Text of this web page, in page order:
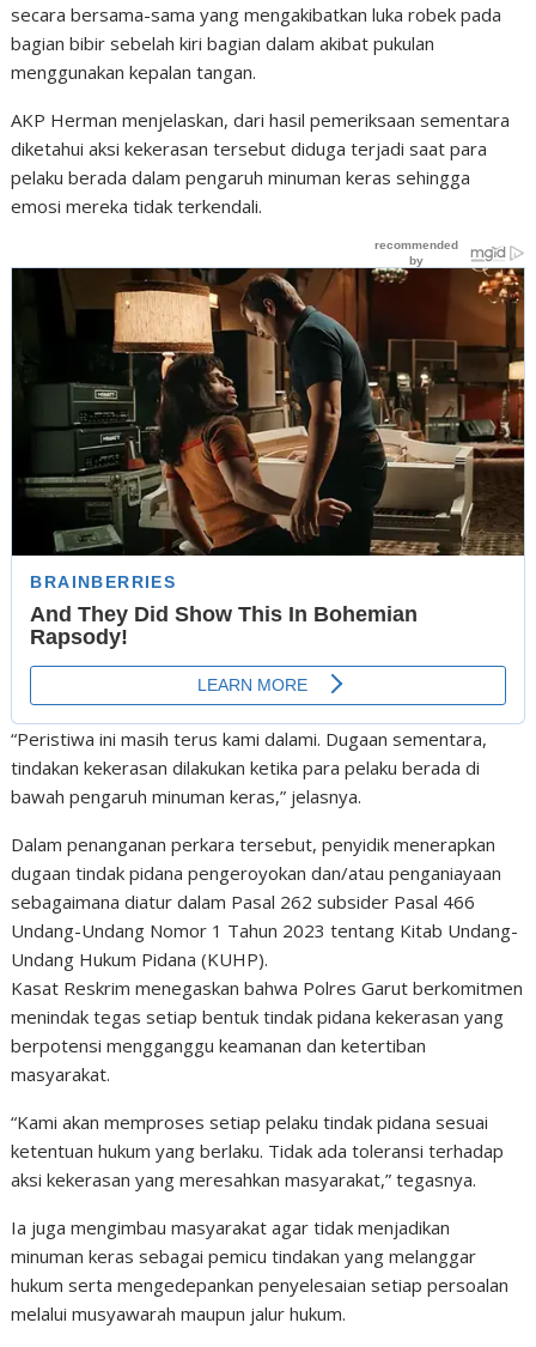
secara bersama-sama yang mengakibatkan luka robek pada
bagian bibir sebelah kiri bagian dalam akibat pukulan
menggunakan kepalan tangan.
AKP Herman menjelaskan, dari hasil pemeriksaan sementara
diketahui aksi kekerasan tersebut diduga terjadi saat para
pelaku berada dalam pengaruh minuman keras sehingga
emosi mereka tidak terkendali.
“Peristiwa ini masih terus kami dalami. Dugaan sementara,
tindakan kekerasan dilakukan ketika para pelaku berada di
bawah pengaruh minuman keras,” jelasnya.
Dalam penanganan perkara tersebut, penyidik menerapkan
dugaan tindak pidana pengeroyokan dan/atau penganiayaan
sebagaimana diatur dalam Pasal 262 subsider Pasal 466
Undang-Undang Nomor 1 Tahun 2023 tentang Kitab Undang-
Undang Hukum Pidana (KUHP).
Kasat Reskrim menegaskan bahwa Polres Garut berkomitmen
menindak tegas setiap bentuk tindak pidana kekerasan yang
berpotensi mengganggu keamanan dan ketertiban
masyarakat.
“Kami akan memproses setiap pelaku tindak pidana sesuai
ketentuan hukum yang berlaku. Tidak ada toleransi terhadap
aksi kekerasan yang meresahkan masyarakat,” tegasnya.
Ia juga mengimbau masyarakat agar tidak menjadikan
minuman keras sebagai pemicu tindakan yang melanggar
hukum serta mengedepankan penyelesaian setiap persoalan
melalui musyawarah maupun jalur hukum.